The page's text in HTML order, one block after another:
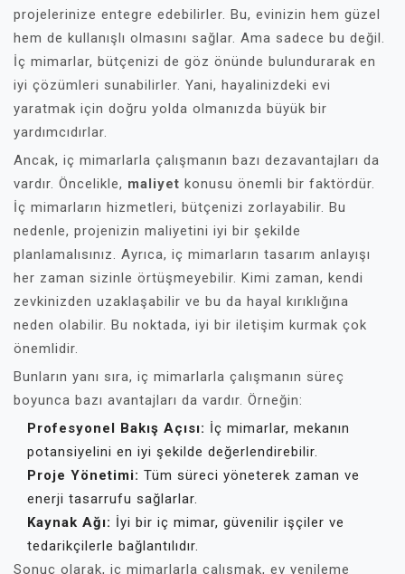
projelerinize entegre edebilirler. Bu, evinizin hem güzel
hem de kullanışlı olmasını sağlar. Ama sadece bu değil.
İç mimarlar, bütçenizi de göz önünde bulundurarak en
iyi çözümleri sunabilirler. Yani, hayalinizdeki evi
yaratmak için doğru yolda olmanızda büyük bir
yardımcıdırlar.
Ancak, iç mimarlarla çalışmanın bazı dezavantajları da
vardır. Öncelikle, maliyet konusu önemli bir faktördür.
İç mimarların hizmetleri, bütçenizi zorlayabilir. Bu
nedenle, projenizin maliyetini iyi bir şekilde
planlamalısınız. Ayrıca, iç mimarların tasarım anlayışı
her zaman sizinle örtüşmeyebilir. Kimi zaman, kendi
zevkinizden uzaklaşabilir ve bu da hayal kırıklığına
neden olabilir. Bu noktada, iyi bir iletişim kurmak çok
önemlidir.
Bunların yanı sıra, iç mimarlarla çalışmanın süreç
boyunca bazı avantajları da vardır. Örneğin:
Profesyonel Bakış Açısı: İç mimarlar, mekanın
potansiyelini en iyi şekilde değerlendirebilir.
Proje Yönetimi: Tüm süreci yöneterek zaman ve
enerji tasarrufu sağlarlar.
Kaynak Ağı: İyi bir iç mimar, güvenilir işçiler ve
tedarikçilerle bağlantılıdır.
Sonuç olarak, iç mimarlarla çalışmak, ev yenileme